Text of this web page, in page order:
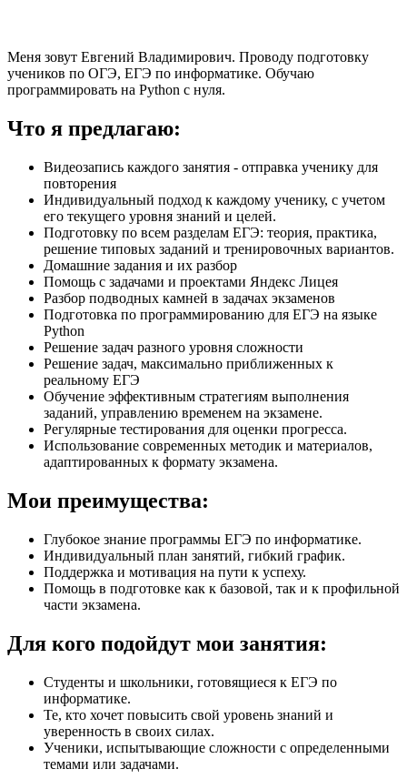
Меня зовут Евгений Владимирович. Проводу подготовку
учеников по ОГЭ, ЕГЭ по информатике. Обучаю
программировать на Python с нуля.
Что я предлагаю:
Видеозапись каждого занятия - отправка ученику для
повторения
Индивидуальный подход к каждому ученику, с учетом
его текущего уровня знаний и целей.
Подготовку по всем разделам ЕГЭ: теория, практика,
решение типовых заданий и тренировочных вариантов.
Домашние задания и их разбор
Помощь с задачами и проектами Яндекс Лицея
Разбор подводных камней в задачах экзаменов
Подготовка по программированию для ЕГЭ на языке
Python
Решение задач разного уровня сложности
Решение задач, максимально приближенных к
реальному ЕГЭ
Обучение эффективным стратегиям выполнения
заданий, управлению временем на экзамене.
Регулярные тестирования для оценки прогресса.
Использование современных методик и материалов,
адаптированных к формату экзамена.
Мои преимущества:
Глубокое знание программы ЕГЭ по информатике.
Индивидуальный план занятий, гибкий график.
Поддержка и мотивация на пути к успеху.
Помощь в подготовке как к базовой, так и к профильной
части экзамена.
Для кого подойдут мои занятия:
Студенты и школьники, готовящиеся к ЕГЭ по
информатике.
Те, кто хочет повысить свой уровень знаний и
уверенность в своих силах.
Ученики, испытывающие сложности с определенными
темами или задачами.